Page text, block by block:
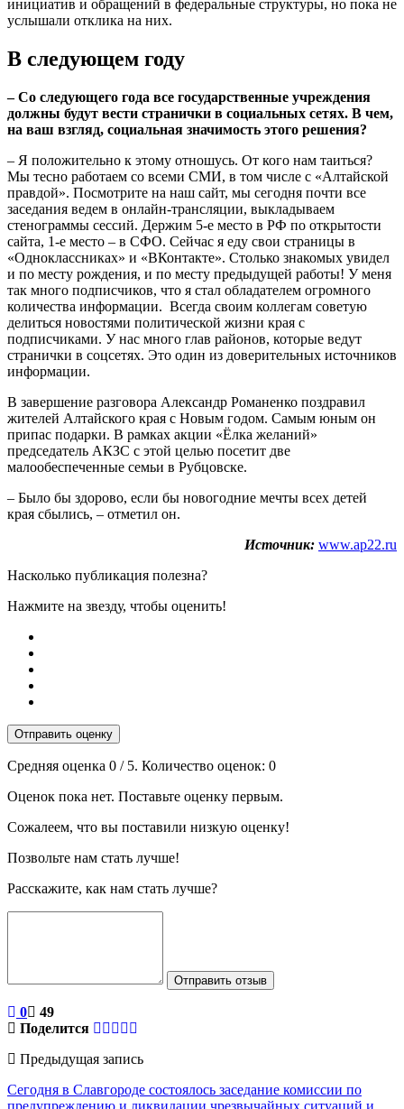
инициатив и обращений в федеральные структуры, но пока не
услышали отклика на них.
В следующем году
– Со следующего года все государственные учреждения
должны будут вести странички в социальных сетях. В чем,
на ваш взгляд, социальная значимость этого решения?
– Я положительно к этому отношусь. От кого нам таиться?
Мы тесно работаем со всеми СМИ, в том числе с «Алтайской
правдой». Посмотрите на наш сайт, мы сегодня почти все
заседания ведем в онлайн-трансляции, выкладываем
стенограммы сессий. Держим 5-е место в РФ по открытости
сайта, 1-е место – в СФО. Сейчас я еду свои страницы в
«Одноклассниках» и «ВКонтакте». Столько знакомых увидел
и по месту рождения, и по месту предыдущей работы! У меня
так много подписчиков, что я стал обладателем огромного
количества информации. Всегда своим коллегам советую
делиться новостями политической жизни края с
подписчиками. У нас много глав районов, которые ведут
странички в соцсетях. Это один из доверительных источников
информации.
В завершение разговора Александр Романенко поздравил
жителей Алтайского края с Новым годом. Самым юным он
припас подарки. В рамках акции «Ёлка желаний»
председатель АКЗС с этой целью посетит две
малообеспеченные семьи в Рубцовске.
– Было бы здорово, если бы новогодние мечты всех детей
края сбылись, – отметил он.
Источник: www.ap22.ru
Насколько публикация полезна?
Нажмите на звезду, чтобы оценить!
Отправить оценку
Средняя оценка 0 / 5. Количество оценок: 0
Оценок пока нет. Поставьте оценку первым.
Сожалеем, что вы поставили низкую оценку!
Позвольте нам стать лучше!
Расскажите, как нам стать лучше?
Отправить отзыв
0
49
Поделится
Предыдущая запись
Сегодня в Славгороде состоялось заседание комиссии по